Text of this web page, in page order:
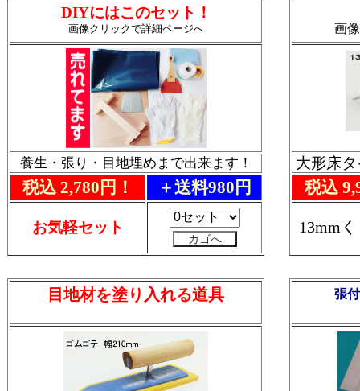
DIYにはこのセット！
画像クリックで詳細ページへ
養生・張り・目地埋めまで出来ます！
税込 2,780円！ ＋送料980円
お気軽セット
画
大形床
税込
13mm
目地材を塗り入れる道具 張